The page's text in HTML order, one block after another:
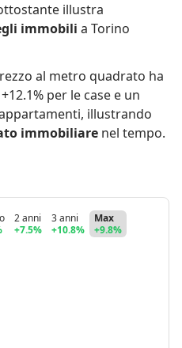
illustra
immobili a Torino
al metro quadrato ha
per le case e un
, illustrando
immobiliare nel tempo.
2 anni
+7.5%
3 anni
+10.8%
Max
+9.8%